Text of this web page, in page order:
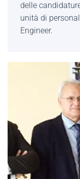
delle
unità di
Engineer.